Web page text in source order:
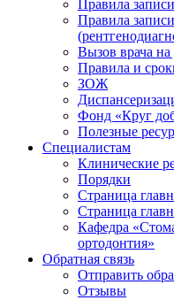
Правила
Правила
Вызов врача
Правила и
ЗОЖ
Фонд «Круг
Полезные
Специалистам
Клинические
Порядки
Страница
Страница
Кафедра
ортодонтия»
Обратная связь
Отправить
Отзывы